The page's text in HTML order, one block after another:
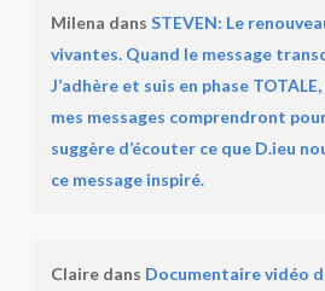
Milena dans STEVEN: Le
vivantes. Quand le message
J’adhère et suis en phase
mes messages comprendront
suggère d’écouter ce que D.ieu
ce message inspiré.
Clairedans Documentaire vidéo